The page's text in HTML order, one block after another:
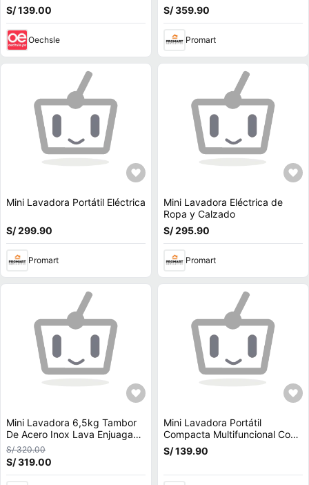
S/ 139.00
Oechsle
S/ 359.90
Promart
Mini Lavadora Portátil Eléctrica
S/ 299.90
Promart
Mini Lavadora Eléctrica de
Ropa y Calzado
S/ 295.90
Promart
Mini Lavadora 6,5kg Tambor
De Acero Inox Lava Enjuaga
Centrifuga ZAPATILLAS
PRENDAS PEQUEÑAS
S/ 320.00
S/ 319.00
Mini Lavadora Portátil
Compacta Multifuncional Con
Secado Rápido Panel Digital
Potente Limpieza
S/ 139.90